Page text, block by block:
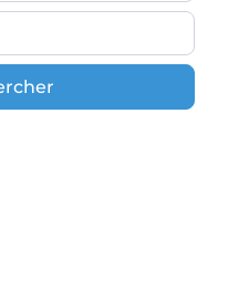
Rechercher